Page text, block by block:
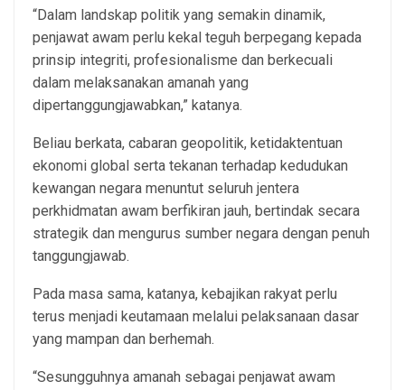
“Dalam landskap politik yang semakin dinamik,
penjawat awam perlu kekal teguh berpegang kepada
prinsip integriti, profesionalisme dan berkecuali
dalam melaksanakan amanah yang
dipertanggungjawabkan,” katanya.
Beliau berkata, cabaran geopolitik, ketidaktentuan
ekonomi global serta tekanan terhadap kedudukan
kewangan negara menuntut seluruh jentera
perkhidmatan awam berfikiran jauh, bertindak secara
strategik dan mengurus sumber negara dengan penuh
tanggungjawab.
Pada masa sama, katanya, kebajikan rakyat perlu
terus menjadi keutamaan melalui pelaksanaan dasar
yang mampan dan berhemah.
“Sesungguhnya amanah sebagai penjawat awam